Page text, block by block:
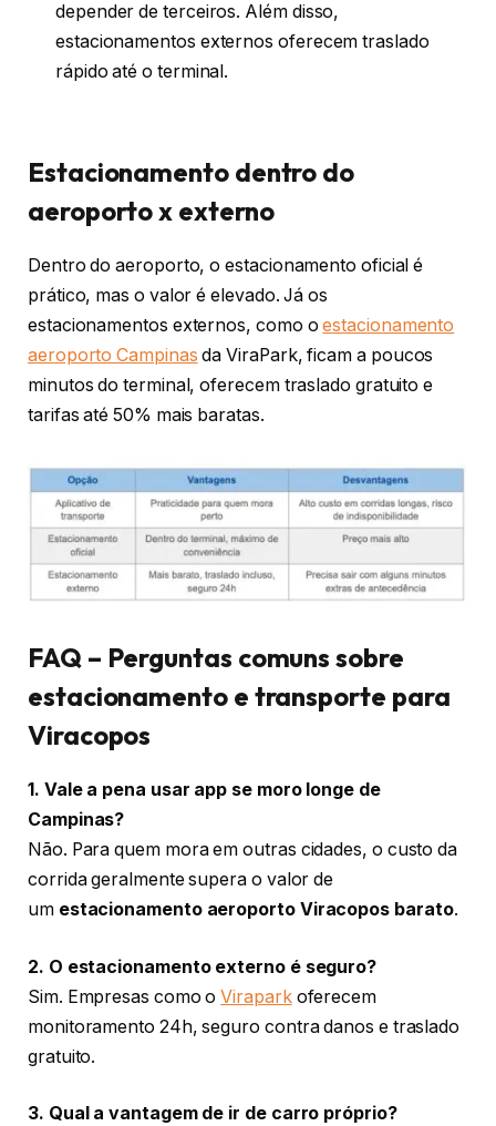
depender de terceiros. Além disso,
estacionamentos externos oferecem traslado
rápido até o terminal.
Estacionamento dentro do
aeroporto x externo
Dentro do aeroporto, o estacionamento oficial é
prático, mas o valor é elevado. Já os
estacionamentos externos, como oestacionamento
aeroporto Campinas da ViraPark, ficam a poucos
minutos do terminal, oferecem traslado gratuito e
tarifas até 50% mais baratas.
FAQ – Perguntas comuns sobre
estacionamento e transporte para
Viracopos
1. Vale a pena usar app se moro longe de
Campinas?
Não. Para quem mora em outras cidades, o custo da
corrida geralmente supera o valor de
um estacionamento aeroporto Viracopos barato.
2. O estacionamento externo é seguro?
Sim. Empresas como o Viraparkoferecem
monitoramento 24h, seguro contra danos e traslado
gratuito.
3. Qual a vantagem de ir de carro próprio?